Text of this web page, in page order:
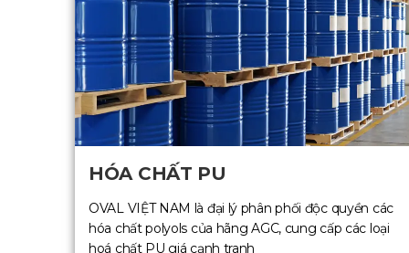
HÓA CHẤT PU
OVAL VIỆT NAM là đại lý phân phối độc quyền các
hóa chất polyols của hãng AGC, cung cấp các loại
hoá chất PU giá cạnh tranh